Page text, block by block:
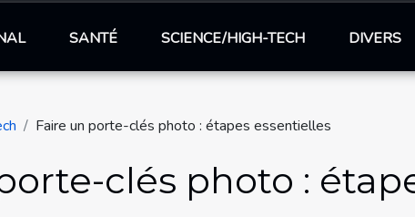
SANTÉ SCIENCE/HIGH-TECH DIVERS
Faire un porte-clés photo : étapes essentielles
clés photo :